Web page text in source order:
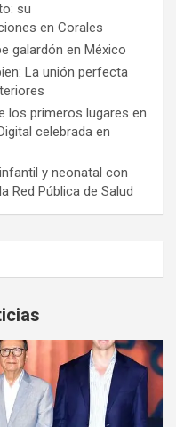
su
en Corales
galardón en México
La unión perfecta
los primeros lugares en
celebrada en
y neonatal con
Red Pública de Salud